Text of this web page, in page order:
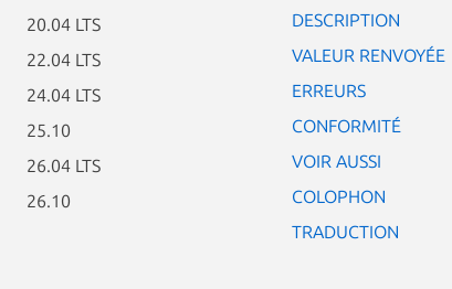
20.04 LTS
22.04 LTS
24.04 LTS
25.10
26.04 LTS
26.10
DESCRIPTION
VALEUR RENVOYÉE
ERREURS
CONFORMITÉ
VOIR AUSSI
COLOPHON
TRADUCTION